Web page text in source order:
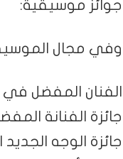
جوائز موسيقية:
وفي مجال
الفنان المفضل
جائزة الفنانة
جائزة الوجه